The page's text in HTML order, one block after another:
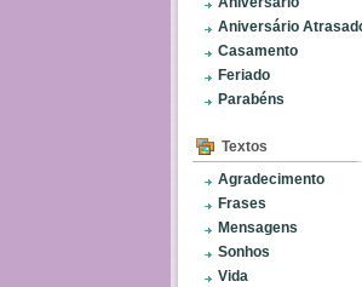
Aniversário
Casamento
Feriado
Parabéns
Textos
Agradecimento
Frases
Mensagens
Sonhos
Vida